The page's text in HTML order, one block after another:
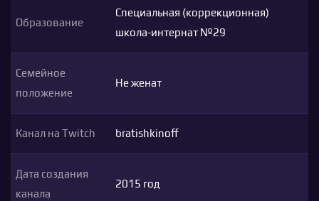
Образование
Специальная (коррекционная)
школа-интернат №29
Семейное
положение
Не женат
Канал на Twitch bratishkinoff
Дата создания
канала
2015 год